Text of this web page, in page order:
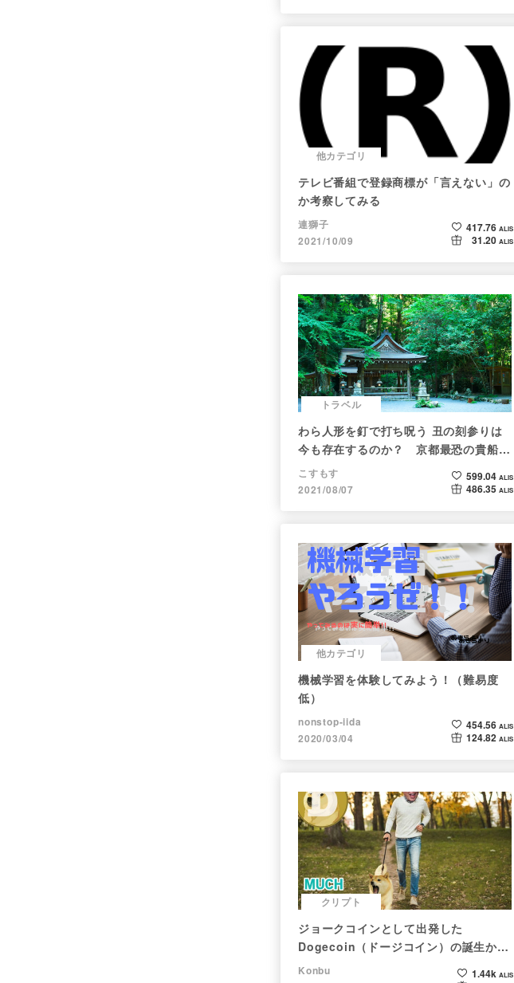
他カテゴリ
テレビ番組で登録商標が「言えない」の
か考察してみる
連獅子
2021/10/09
417.76 ALIS
31.20 ALIS
トラベル
わら人形を釘で打ち呪う 丑の刻参りは
今も存在するのか？ 京都最恐の貴船神
社奥宮を調べた
こすもす
2021/08/07
599.04 ALIS
486.35 ALIS
他カテゴリ
機械学習を体験してみよう！（難易度
低）
nonstop-iida
2020/03/04
454.56 ALIS
124.82 ALIS
クリプト
ジョークコインとして出発した
Dogecoin（ドージコイン）の誕生から
現在まで。注目される非証券性🐶
Konbu
1.44k ALIS